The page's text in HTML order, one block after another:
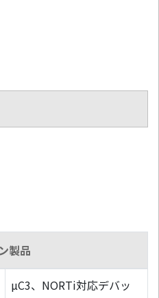
製品
µC3、NORTi対応デバッ